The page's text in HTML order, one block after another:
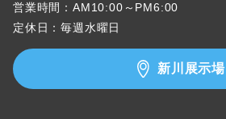
営業時間：AM10:00～PM6:00
定休日：毎週水曜日
新川展示場